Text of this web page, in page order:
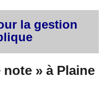
la gestion
» à Plaine